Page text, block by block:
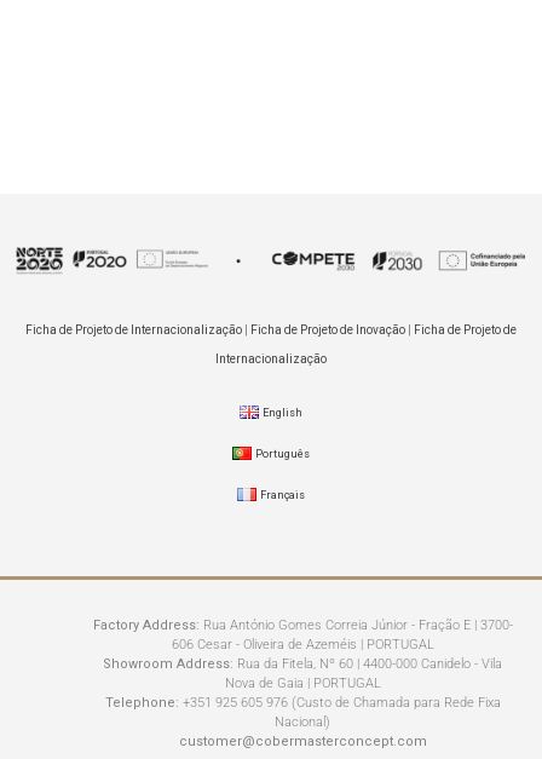
Ficha de Projeto de Internacionalização Ficha de Projeto de Inovação Ficha de Projeto de
Internacionalização
English
Português
Français
Factory Address: Rua António Gomes Correia Júnior - Fração E | 3700-
606 Cesar - Oliveira de Azeméis | PORTUGAL
Showroom Address: Rua da Fitela, Nº 60 | 4400-000 Canidelo - Vila
Nova de Gaia | PORTUGAL
Telephone: +351 925 605 976 (Custo de Chamada para Rede Fixa
Nacional)
customer@cobermasterconcept.com